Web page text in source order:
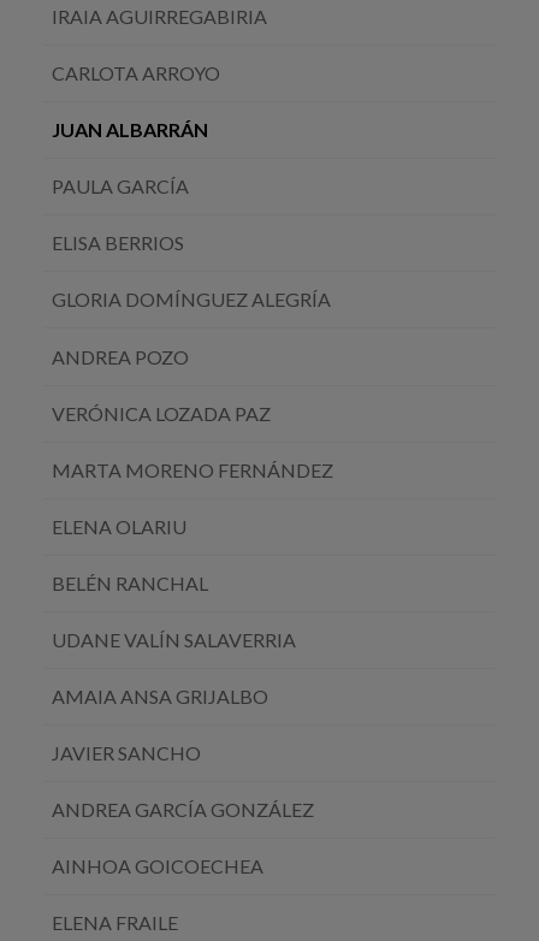
IRAIA AGUIRREGABIRIA
CARLOTA ARROYO
JUAN ALBARRÁN
PAULA GARCÍA
ELISA BERRIOS
GLORIA DOMÍNGUEZ ALEGRÍA
ANDREA POZO
VERÓNICA LOZADA PAZ
MARTA MORENO FERNÁNDEZ
ELENA OLARIU
BELÉN RANCHAL
UDANE VALÍN SALAVERRIA
AMAIA ANSA GRIJALBO
JAVIER SANCHO
ANDREA GARCÍA GONZÁLEZ
AINHOA GOICOECHEA
ELENA FRAILE